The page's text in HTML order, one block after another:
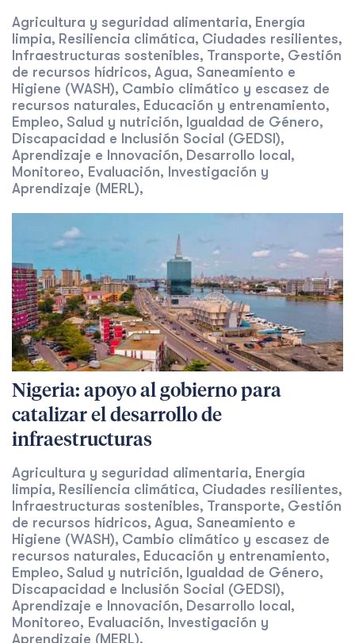
Agricultura y seguridad alimentaria, Energía
limpia, Resiliencia climática, Ciudades resilientes,
Infraestructuras sostenibles, Transporte, Gestión
de recursos hídricos, Agua, Saneamiento e
Higiene (WASH), Cambio climático y escasez de
recursos naturales, Educación y entrenamiento,
Empleo, Salud y nutrición, Igualdad de Género,
Discapacidad e Inclusión Social (GEDSI),
Aprendizaje e Innovación, Desarrollo local ,
Monitoreo, Evaluación, Investigación y
Aprendizaje (MERL),
Nigeria: apoyo al gobierno para
catalizar el desarrollo de
infraestructuras
Agricultura y seguridad alimentaria, Energía
limpia, Resiliencia climática, Ciudades resilientes,
Infraestructuras sostenibles, Transporte, Gestión
de recursos hídricos, Agua, Saneamiento e
Higiene (WASH), Cambio climático y escasez de
recursos naturales, Educación y entrenamiento,
Empleo, Salud y nutrición, Igualdad de Género,
Discapacidad e Inclusión Social (GEDSI),
Aprendizaje e Innovación, Desarrollo local ,
Monitoreo, Evaluación, Investigación y
Aprendizaje (MERL),